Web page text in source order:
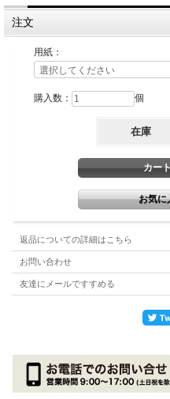
注文
用紙：
購入数： 個
在庫
返品についての詳細はこちら
お問い合わせ
友達にメールですすめる